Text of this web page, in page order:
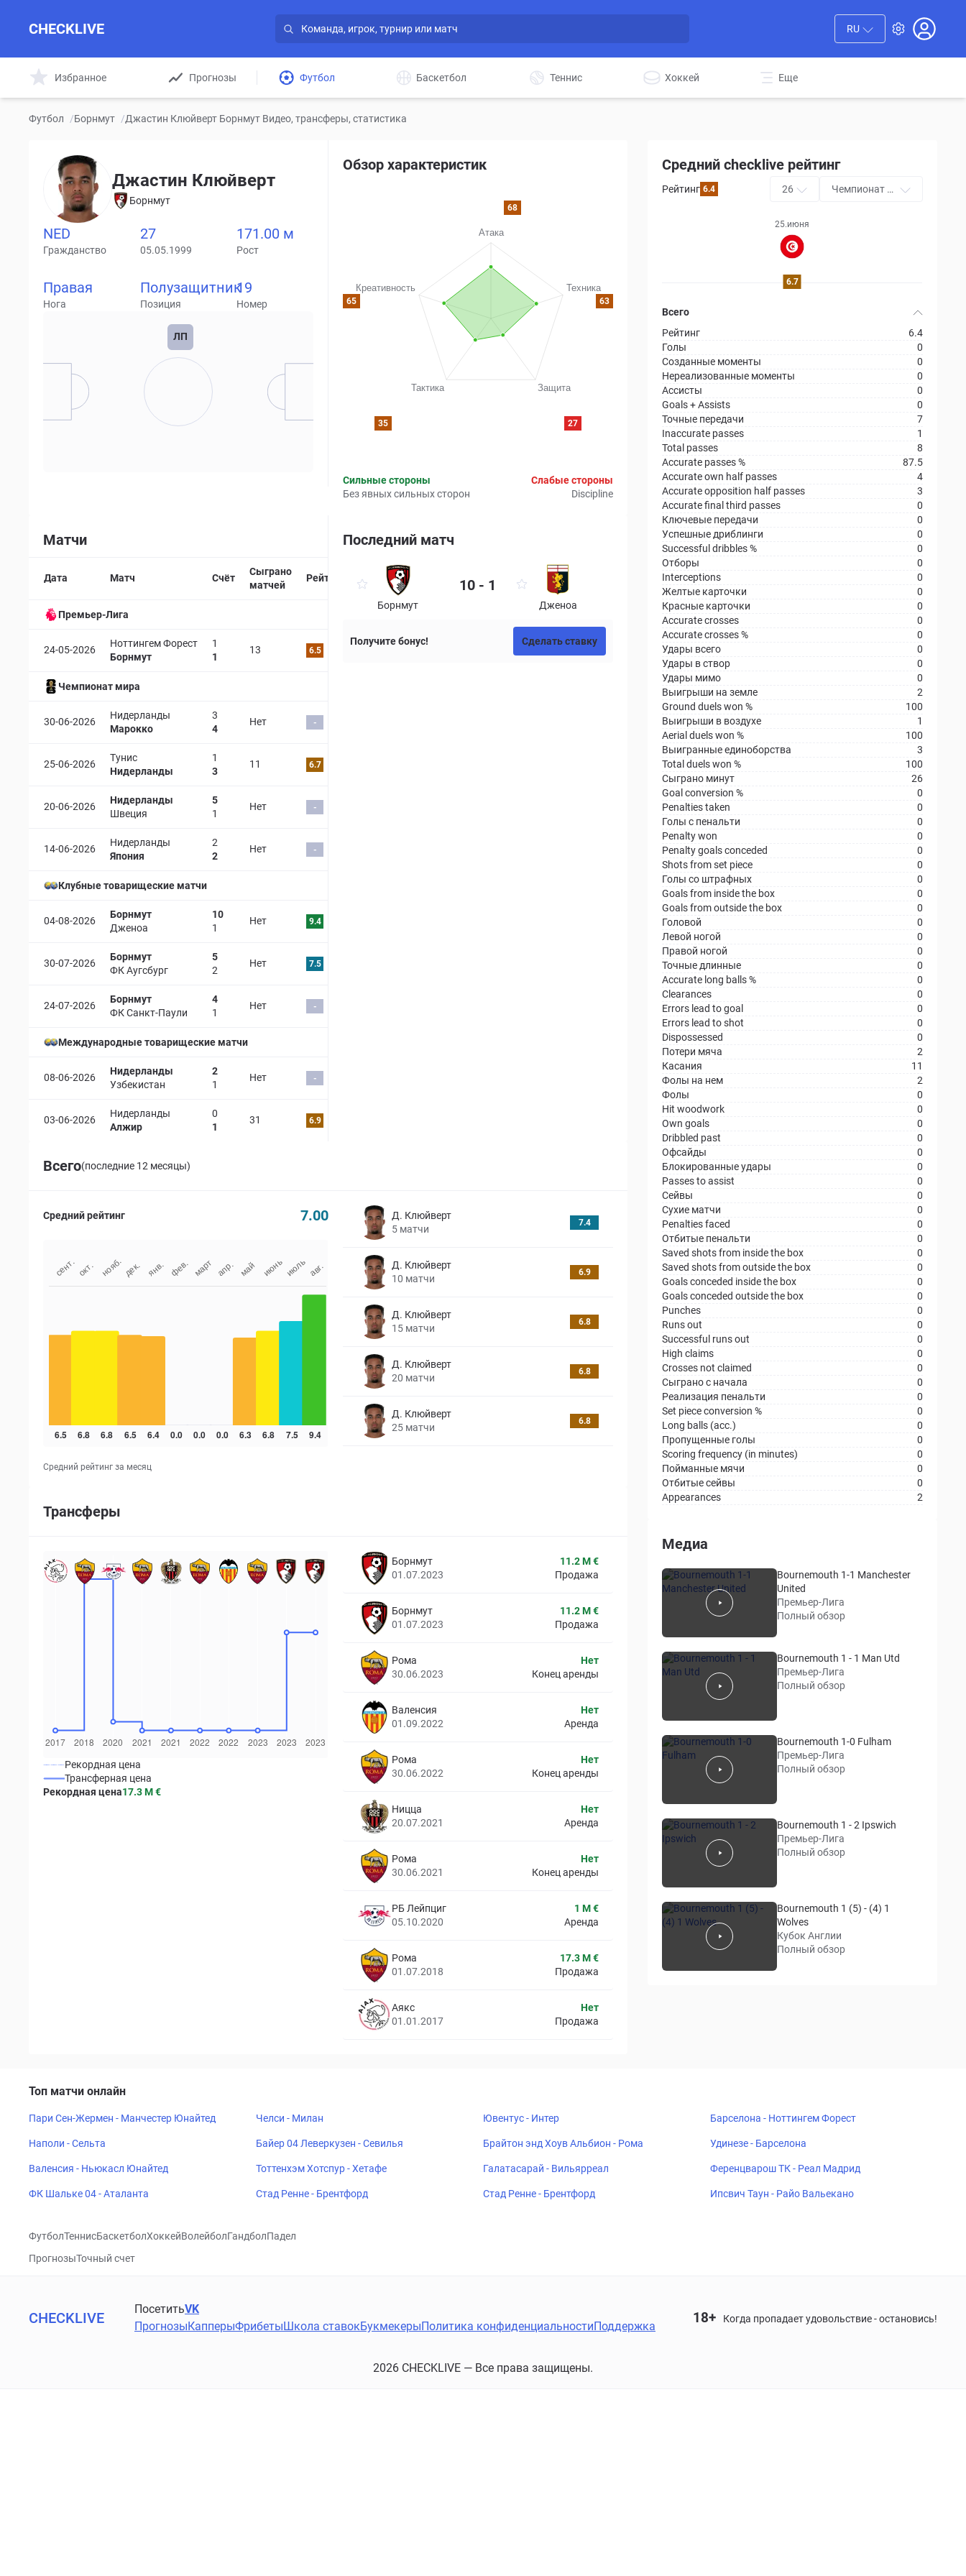
CHECKLIVE RU
Избранное Прогнозы Футбол Баскетбол Теннис Хоккей Еще
Футбол /Борнмут /Джастин Клюйверт Борнмут Видео, трансферы, статистика
Джастин Клюйверт
Борнмут
NED
Гражданство
27
05.05.1999
171.00 м
Рост
Правая
Нога
Полузащитник
Позиция
19
Номер
ЛП
Обзор характеристик
68
65 63
35 27
Сильные стороны
Без явных сильных сторон
Слабые стороны
Discipline
Матчи
Страница матча
Дата
Матч Счёт
Сыграно
матчей
Рейтинг
Премьер-Лига
24-05-2026
Ноттингем Форест
Борнмут
1
1
13 6.5
Чемпионат мира
30-06-2026
Нидерланды
Марокко
3
4
Нет -
25-06-2026
Тунис
Нидерланды
1
3
11 6.7
20-06-2026
Нидерланды
Швеция
5
1
Нет -
14-06-2026
Нидерланды
Япония
2
2
Нет -
Клубные товарищеские матчи
04-08-2026
Борнмут
Дженоа
10
1
Нет 9.4
30-07-2026
Борнмут
ФК Аугсбург
5
2
Нет 7.5
24-07-2026
Борнмут
ФК Санкт-Паули
4
1
Нет -
Международные товарищеские матчи
08-06-2026
Нидерланды
Узбекистан
2
1
Нет -
03-06-2026
Нидерланды
Алжир
0
1
31 6.9
Последний матч
Борнмут
10 - 1
Дженоа
Получите бонус! Сделать ставку
Всего(последние 12 месяцы)
Средний рейтинг 7.00
Средний рейтинг за месяц
Д. Клюйверт
5 матчи
7.4
Д. Клюйверт
10 матчи
6.9
Д. Клюйверт
15 матчи
6.8
Д. Клюйверт
20 матчи
6.8
Д. Клюйверт
25 матчи
6.8
Трансферы
Рекордная цена
Трансферная цена
Рекордная цена17.3 M€
Борнмут
01.07.2023
11.2 M €
Продажа
Борнмут
01.07.2023
11.2 M €
Продажа
Рома
30.06.2023
Нет
Конец аренды
Валенсия
01.09.2022
Нет
Аренда
Рома
30.06.2022
Нет
Конец аренды
Ницца
20.07.2021
Нет
Аренда
Рома
30.06.2021
Нет
Конец аренды
РБ Лейпциг
05.10.2020
1 M €
Аренда
Рома
01.07.2018
17.3 M €
Продажа
Аякс
01.01.2017
Нет
Продажа
Средний checklive рейтинг
Рейтинг 6.4 26
Чемпионат м
25.июня
6.7
Всего
Рейтинг
6.4
Голы
0
Созданные моменты
0
Нереализованные моменты
0
Ассисты
0
Goals + Assists
0
Точные передачи
7
Inaccurate passes
1
Total passes
8
Accurate passes %
87.5
Accurate own half passes
4
Accurate opposition half passes
3
Accurate final third passes
0
Ключевые передачи
0
Успешные дриблинги
0
Successful dribbles %
0
Отборы
0
Interceptions
0
Желтые карточки
0
Красные карточки
0
Accurate crosses
0
Accurate crosses %
0
Удары всего
0
Удары в створ
0
Удары мимо
0
Выигрыши на земле
2
Ground duels won %
100
Выигрыши в воздухе
1
Aerial duels won %
100
Выигранные единоборства
3
Total duels won %
100
Сыграно минут
26
Goal conversion %
0
Penalties taken
0
Голы с пенальти
0
Penalty won
0
Penalty goals conceded
0
Shots from set piece
0
Голы со штрафных
0
Goals from inside the box
0
Goals from outside the box
0
Головой
0
Левой ногой
0
Правой ногой
0
Точные длинные
0
Accurate long balls %
0
Clearances
0
Errors lead to goal
0
Errors lead to shot
0
Dispossessed
0
Потери мяча
2
Касания
11
Фолы на нем
2
Фолы
0
Hit woodwork
0
Own goals
0
Dribbled past
0
Офсайды
0
Блокированные удары
0
Passes to assist
0
Сейвы
0
Сухие матчи
0
Penalties faced
0
Отбитые пенальти
0
Saved shots from inside the box
0
Saved shots from outside the box
0
Goals conceded inside the box
0
Goals conceded outside the box
0
Punches
0
Runs out
0
Successful runs out
0
High claims
0
Crosses not claimed
0
Сыграно с начала
0
Реализация пенальти
0
Set piece conversion %
0
Long balls (acc.)
0
Пропущенные голы
0
Scoring frequency (in minutes)
0
Пойманные мячи
0
Отбитые сейвы
0
Appearances
2
Медиа
Bournemouth 1-1 Manchester
United
Премьер-Лига
Полный обзор
Bournemouth 1 - 1 Man Utd
Премьер-Лига
Полный обзор
Bournemouth 1-0 Fulham
Премьер-Лига
Полный обзор
Bournemouth 1 - 2 Ipswich
Премьер-Лига
Полный обзор
Bournemouth 1 (5) - (4) 1
Wolves
Кубок Англии
Полный обзор
Топ матчи онлайн
Пари Сен-Жермен - Манчестер Юнайтед Челси - Милан Ювентус - Интер Барселона - Ноттингем Форест
Наполи - Сельта Байер 04 Леверкузен - Севилья Брайтон энд Хоув Альбион - Рома Удинезе - Барселона
Валенсия - Ньюкасл Юнайтед Тоттенхэм Хотспур - Хетафе Галатасарай - Вильярреал Ференцварош ТК - Реал Мадрид
ФК Шальке 04 - Аталанта Стад Ренне - Брентфорд Стад Ренне - Брентфорд Ипсвич Таун - Райо Вальекано
ФутболТеннисБаскетболХоккейВолейболГандболПадел
ПрогнозыТочный счет
CHECKLIVE
ПосетитьVK
ПрогнозыКапперыФрибетыШкола ставокБукмекерыПолитика конфиденциальностиПоддержка
18+ Когда пропадает удовольствие - остановись!
2026 CHECKLIVE — Все права защищены.